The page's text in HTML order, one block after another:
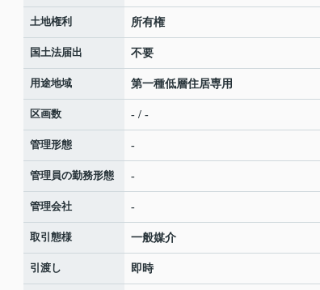
土地権利 所有権
国土法届出 不要
用途地域 第一種低層住居専用
区画数 - / -
管理形態 -
管理員の勤務形態 -
管理会社 -
取引態様 一般媒介
引渡し 即時